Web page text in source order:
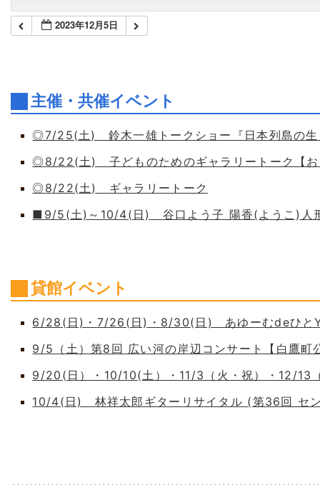
2023年12月5日
主催・共催イベント
◎7/25(土) 鈴木一雄トークショー『日本列島の生
◎8/22(土) 子どものためのギャラリートーク【お
◎8/22(土) ギャラリートーク
■9/5(土)～10/4(日) 谷口よう子 陽香(ようこ)人
貸館イベント
6/28(日)・7/26(日)・8/30(日) あゆーむdeひと
9/5（土）第8回 広い河の岸辺コンサート【白鷹町
9/20(日）・10/10(土）・11/3（火・祝）・12/
10/4(日) 林祥太郎ギターリサイタル (第36回 セ